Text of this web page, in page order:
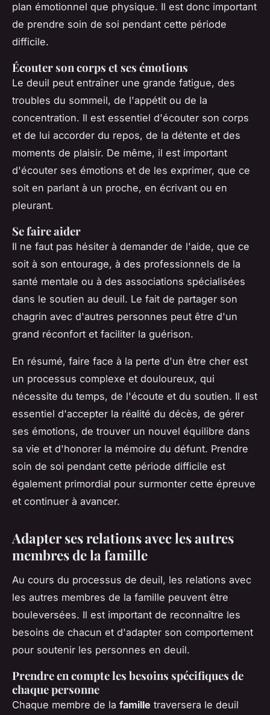
plan émotionnel que physique. Il est donc important
de prendre soin de soi pendant cette période
difficile.
Écouter son corps et ses émotions
Le deuil peut entraîner une grande fatigue, des
troubles du sommeil, de l'appétit ou de la
concentration. Il est essentiel d'écouter son corps
et de lui accorder du repos, de la détente et des
moments de plaisir. De même, il est important
d'écouter ses émotions et de les exprimer, que ce
soit en parlant à un proche, en écrivant ou en
pleurant.
Se faire aider
Il ne faut pas hésiter à demander de l'aide, que ce
soit à son entourage, à des professionnels de la
santé mentale ou à des associations spécialisées
dans le soutien au deuil. Le fait de partager son
chagrin avec d'autres personnes peut être d'un
grand réconfort et faciliter la guérison.
En résumé, faire face à la perte d'un être cher est
un processus complexe et douloureux, qui
nécessite du temps, de l'écoute et du soutien. Il est
essentiel d'accepter la réalité du décès, de gérer
ses émotions, de trouver un nouvel équilibre dans
sa vie et d'honorer la mémoire du défunt. Prendre
soin de soi pendant cette période difficile est
également primordial pour surmonter cette épreuve
et continuer à avancer.
Adapter ses relations avec les autres
membres de la famille
Au cours du processus de deuil, les relations avec
les autres membres de la famille peuvent être
bouleversées. Il est important de reconnaître les
besoins de chacun et d'adapter son comportement
pour soutenir les personnes en deuil.
Prendre en compte les besoins spécifiques de
chaque personne
Chaque membre de la famille traversera le deuil